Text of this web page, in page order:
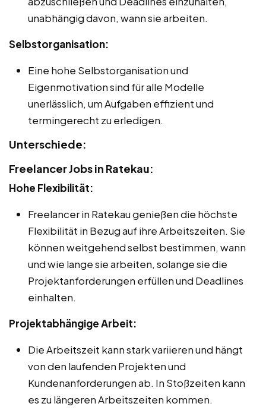
unabhängig davon, wann sie arbeiten.
Selbstorganisation:
Eine hohe Selbstorganisation und
Eigenmotivation sind für alle Modelle
unerlässlich, um Aufgaben effizient und
termingerecht zu erledigen.
Unterschiede:
Freelancer Jobs in Ratekau:
Hohe Flexibilität:
Freelancer in Ratekau genießen die höchste
Flexibilität in Bezug auf ihre Arbeitszeiten. Sie
können weitgehend selbst bestimmen, wann
und wie lange sie arbeiten, solange sie die
Projektanforderungen erfüllen und Deadlines
einhalten.
Projektabhängige Arbeit:
Die Arbeitszeit kann stark variieren und hängt
von den laufenden Projekten und
Kundenanforderungen ab. In Stoßzeiten kann
es zu längeren Arbeitszeiten kommen.